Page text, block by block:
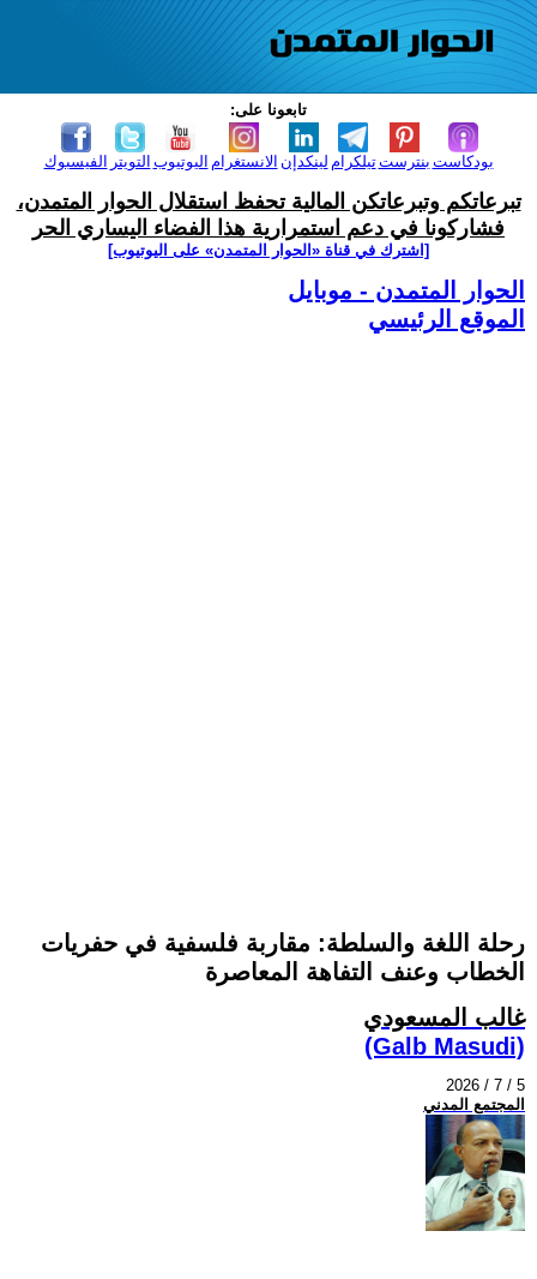
تابعونا على:
الفيسبوك التويتر اليوتيوب الانستغرام لينكدإن تيلكرامبنترست بودكاست
تبرعاتكم وتبرعاتكن المالية تحفظ استقلال الحوار المتمدن،
فشاركونا في دعم استمرارية هذا الفضاء اليساري الحر
[اشترك في قناة ‫«الحوار المتمدن» على اليوتيوب]
الحوار المتمدن - موبايل
الموقع الرئيسي
رحلة اللغة والسلطة: مقاربة فلسفية في حفريات
الخطاب وعنف التفاهة المعاصرة
غالب المسعودي
(Galb Masudi)
2026 / 7 / 5
المجتمع المدني